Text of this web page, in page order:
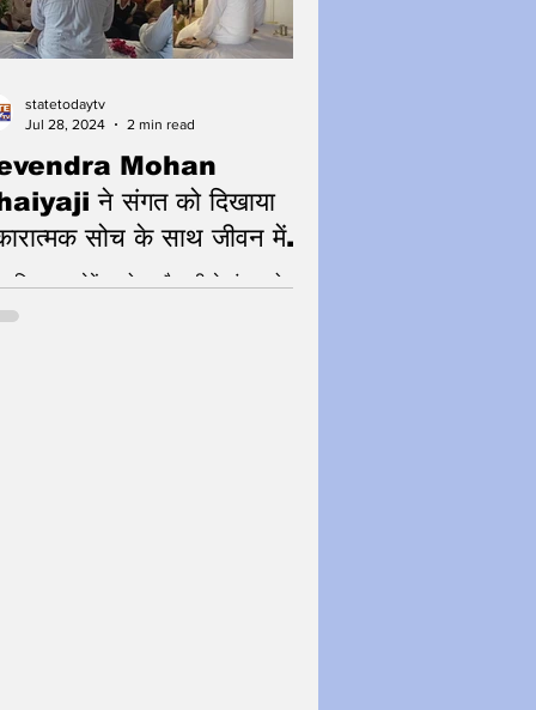
Mohan
ने संगत को दिखाया
सोच के साथ जीवन में
बढ़ने का मार्ग
गुरु देवेंद्र मोहन भैयाजी ने संगत को
चिंताओं से मुक्ति का मार्ग
statetodaytv
Jul 28, 2024
2 min read